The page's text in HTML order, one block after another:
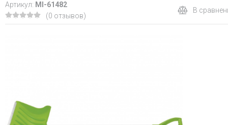
Артикул: MI-61482
(0 отзывов)
В